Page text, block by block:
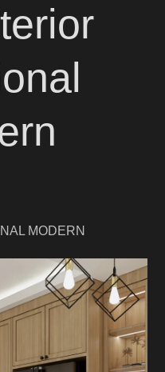
MODERN